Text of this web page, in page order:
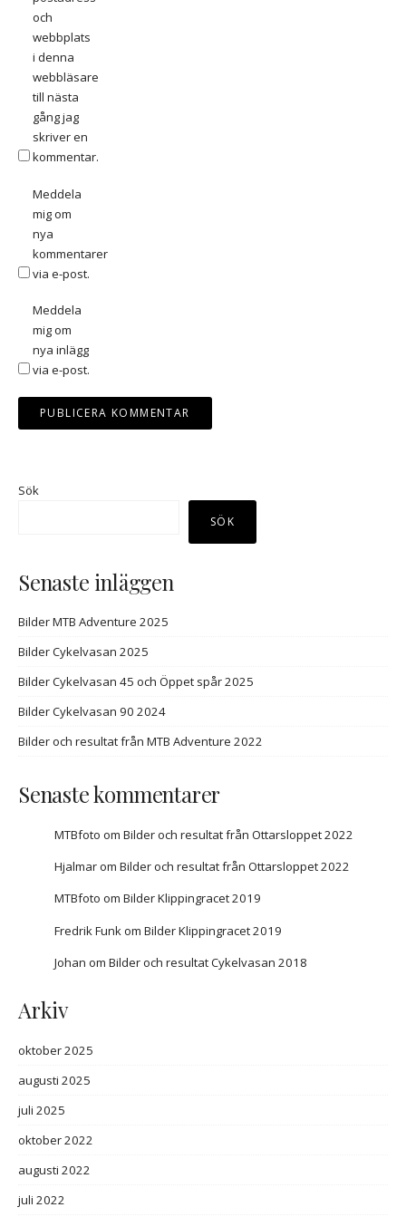
och
webbplats
i denna
webbläsare
till nästa
gång jag
skriver en
kommentar.
Meddela
mig om
nya
kommentarer
via e-post.
Meddela
mig om
nya inlägg
via e-post.
Sök
SÖK
Senaste inläggen
Bilder MTB Adventure 2025
Bilder Cykelvasan 2025
Bilder Cykelvasan 45 och Öppet spår 2025
Bilder Cykelvasan 90 2024
Bilder och resultat från MTB Adventure 2022
Senaste kommentarer
MTBfoto om Bilder och resultat från Ottarsloppet 2022
Hjalmarom Bilder och resultat från Ottarsloppet 2022
MTBfoto om Bilder Klippingracet 2019
Fredrik Funkom Bilder Klippingracet 2019
Johan om Bilder och resultat Cykelvasan 2018
Arkiv
oktober 2025
augusti 2025
juli 2025
oktober 2022
augusti 2022
juli 2022